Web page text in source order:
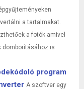
a tartalmakat.
a fotók amivel
domborításához is
program
A szoftver egy